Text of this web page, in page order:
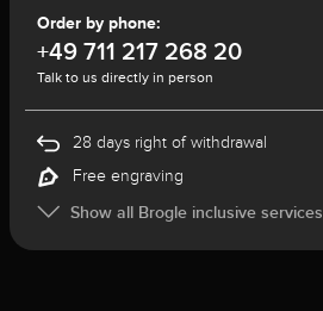
Order by phone:
+49 711 217 268 20
Talk to us directly in person
28 days right of withdrawal
Free engraving
Show all Brogle inclusive services